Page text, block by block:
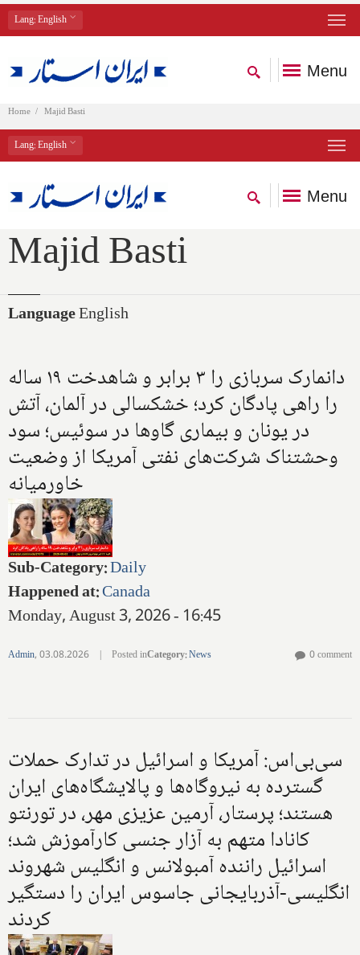
Lang: English
Menu
Home Majid Basti
Lang: English
Menu
Majid Basti
LanguageEnglish
دانمارک سربازی را ۳ برابر و شاهدخت ۱۹ ساله
را راهی پادگان کرد؛ خشکسالی در آلمان، آتش
در یونان و بیماری گاوها در سوئیس؛ سود
وحشتناک شرکت‌های نفتی آمریکا از وضعیت
خاورمیانه
Sub-Category:Daily
Happened at:Canada
Monday, August 3, 2026 - 16:45
Admin,03.08.2026 | Posted inCategory:News 0 comment
سی‌بی‌اس: آمریکا و اسرائیل در تدارک حملات
گسترده به نیروگاه‌ها و پالایشگاه‌های ایران
هستند؛ پرستار، آرمین عزیزی مهر، در تورنتو
کانادا متهم به آزار جنسی کارآموزش شد؛
اسرائیل راننده آمبولانس و انگلیس شهروند
انگلیسی-آذربایجانی جاسوس ایران را دستگیر
کردند